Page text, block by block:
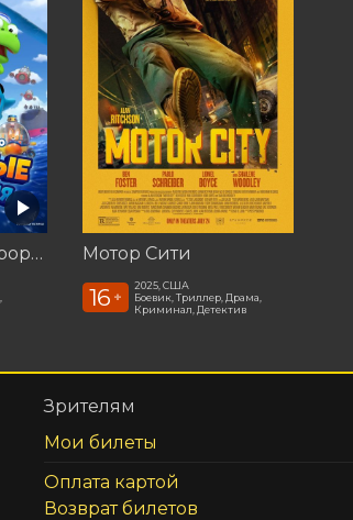
Пингвинёнок Пороро: Подводные приключения Мотор Сити
16 +
2025, США
Боевик, Триллер, Драма,
Криминал, Детектив
Зрителям
Мои билеты
Оплата картой
Возврат билетов